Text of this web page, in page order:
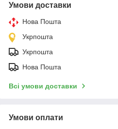
Умови доставки
Нова Пошта
Укрпошта
Укрпошта
Нова Пошта
Всі умови доставки
Умови оплати